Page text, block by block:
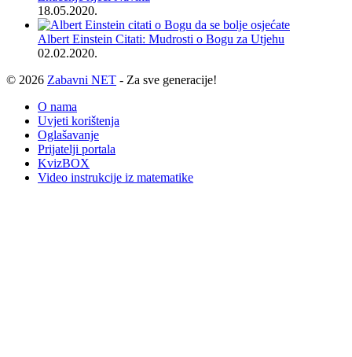
18.05.2020.
Albert Einstein Citati: Mudrosti o Bogu za Utjehu
02.02.2020.
© 2026 Zabavni NET - Za sve generacije!
O nama
Uvjeti korištenja
Oglašavanje
Prijatelji portala
KvizBOX
Video instrukcije iz matematike